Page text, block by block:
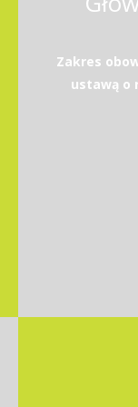
Zakres
ustawą o